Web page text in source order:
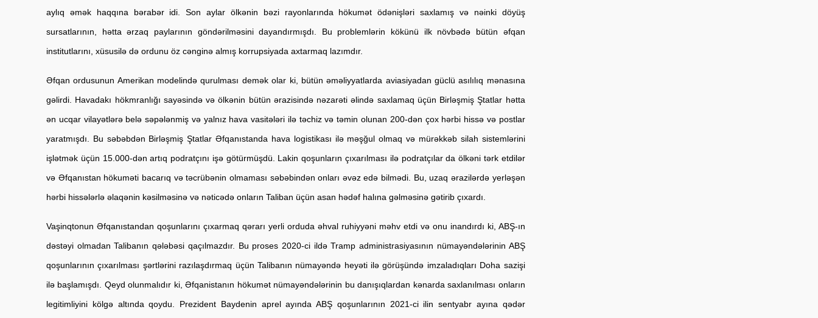
aylıq əmək haqqına bərabər idi. Son aylar ölkənin bəzi rayonlarında hökumət ödənişləri saxlamış və nəinki döyüş
sursatlarının, hətta ərzaq paylarının göndərilməsini dayandırmışdı. Bu problemlərin kökünü ilk növbədə bütün əfqan
institutlarını, xüsusilə də ordunu öz cənginə almış korrupsiyada axtarmaq lazımdır.
Əfqan ordusunun Amerikan modelində qurulması demək olar ki, bütün əməliyyatlarda aviasiyadan güclü asılılıq mənasına
gəlirdi. Havadakı hökmranlığı sayəsində və ölkənin bütün ərazisində nəzarəti əlində saxlamaq üçün Birləşmiş Ştatlar hətta
ən ucqar vilayətlərə belə səpələnmiş və yalnız hava vasitələri ilə təchiz və təmin olunan 200-dən çox hərbi hissə və postlar
yaratmışdı. Bu səbəbdən Birləşmiş Ştatlar Əfqanıstanda hava logistikası ilə məşğul olmaq və mürəkkəb silah sistemlərini
işlətmək üçün 15.000-dən artıq podratçını işə götürmüşdü. Lakin qoşunların çıxarılması ilə podratçılar da ölkəni tərk etdilər
və Əfqanıstan hökuməti bacarıq və təcrübənin olmaması səbəbindən onları əvəz edə bilmədi. Bu, uzaq ərazilərdə yerləşən
hərbi hissələrlə əlaqənin kəsilməsinə və nəticədə onların Taliban üçün asan hədəf halına gəlməsinə gətirib çıxardı.
Vaşinqtonun Əfqanıstandan qoşunlarını çıxarmaq qərarı yerli orduda əhval ruhiyyəni məhv etdi və onu inandırdı ki, ABŞ-ın
dəstəyi olmadan Talibanın qələbəsi qaçılmazdır. Bu proses 2020-ci ildə Tramp administrasiyasının nümayəndələrinin ABŞ
qoşunlarının çıxarılması şərtlərini razılaşdırmaq üçün Talibanın nümayəndə heyəti ilə görüşündə imzaladıqları Doha sazişi
ilə başlamışdı. Qeyd olunmalıdır ki, Əfqanistanın hökumət nümayəndələrinin bu danışıqlardan kənarda saxlanılması onların
legitimliyini kölgə altında qoydu. Prezident Baydenin aprel ayında ABŞ qoşunlarının 2021-ci ilin sentyabr ayına qədər